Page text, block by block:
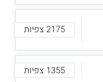
2175 צפיות
1355 צפיות